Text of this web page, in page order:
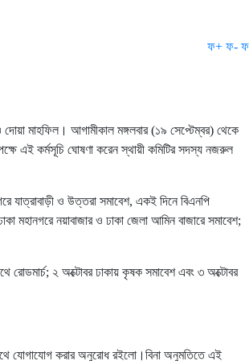
ফ+ ফ- ফ
দোয়া মাহফিল। আগামীকাল মঙ্গলবার (১৯ সেপ্টেম্বর) থেকে
এই কর্মসূচি ঘোষণা করেন স্থায়ী কমিটির সদস্য নজরুল
যাত্রাবাড়ী ও উত্তরা সমাবেশ, একই দিনে বিএনপি
মহানগরে নয়াবাজার ও ঢাকা জেলা আমিন বাজারে সমাবেশ;
রোডমার্চ; ২ অক্টোবর ঢাকায় কৃষক সমাবেশ এবং ৩ অক্টোবর
যোগাযোগ করার অনুরোধ রইলো।বিনা অনুমতিতে এই